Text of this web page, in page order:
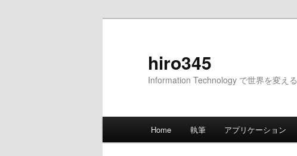
hiro345
Information Technology で世界を変える
Home 執筆 アプリケーション